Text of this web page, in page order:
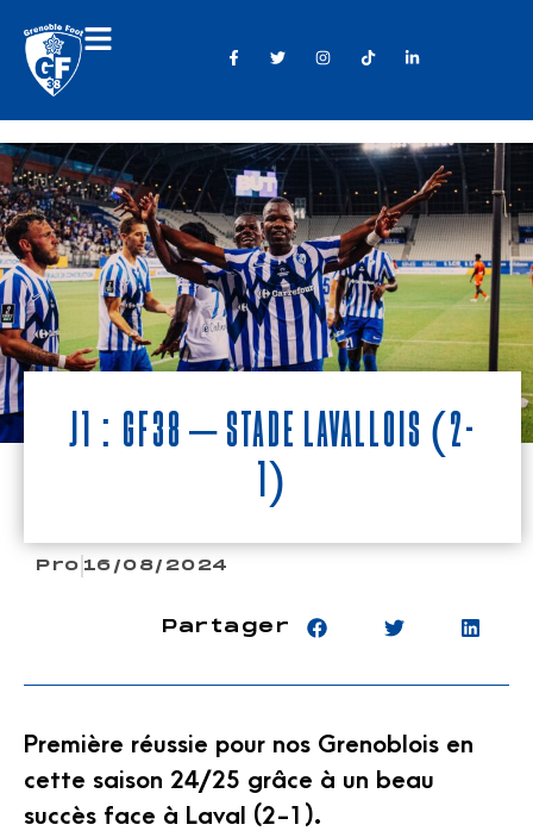
J1 : GF38 – Stade Lavallois (2-
1)
Pro 16/08/2024
Partager
Première réussie pour nos Grenoblois en
cette saison 24/25 grâce à un beau
succès face à Laval (2-1).